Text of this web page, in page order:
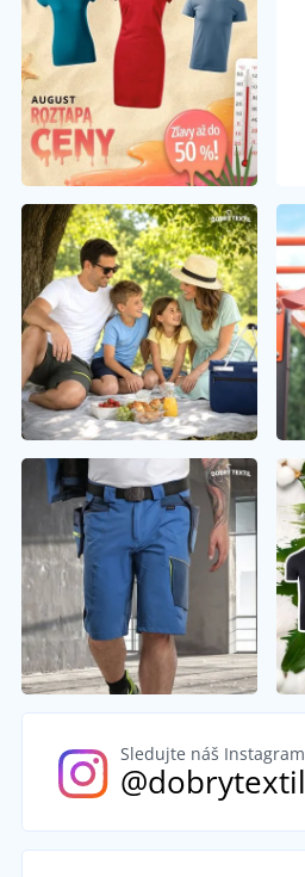
Sledujte náš Instagram
@dobrytextil